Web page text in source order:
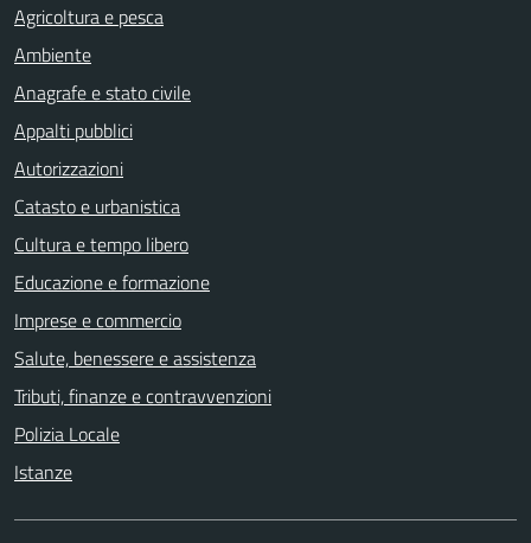
Agricoltura e pesca
Ambiente
Anagrafe e stato civile
Appalti pubblici
Autorizzazioni
Catasto e urbanistica
Cultura e tempo libero
Educazione e formazione
Imprese e commercio
Salute, benessere e assistenza
Tributi, finanze e contravvenzioni
Polizia Locale
Istanze